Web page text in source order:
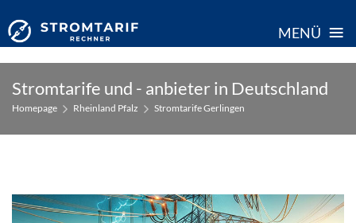
MENÜ ≡
content
Stromtarife und - anbieter in Deutschland
Homepage Rheinland Pfalz Stromtarife Gerlingen